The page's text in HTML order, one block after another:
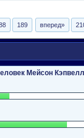
189 вперед»
Мейсон